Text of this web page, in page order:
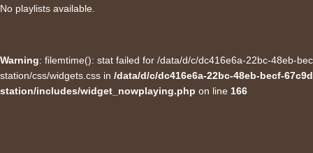
No playlists available.
Warning: filemtime(): stat failed for /data/d/c/dc416e6a-22bc-48eb-
station/css/widgets.css in /data/d/c/dc416e6a-22bc-48eb-becf-
station/includes/widget_nowplaying.php on line 166